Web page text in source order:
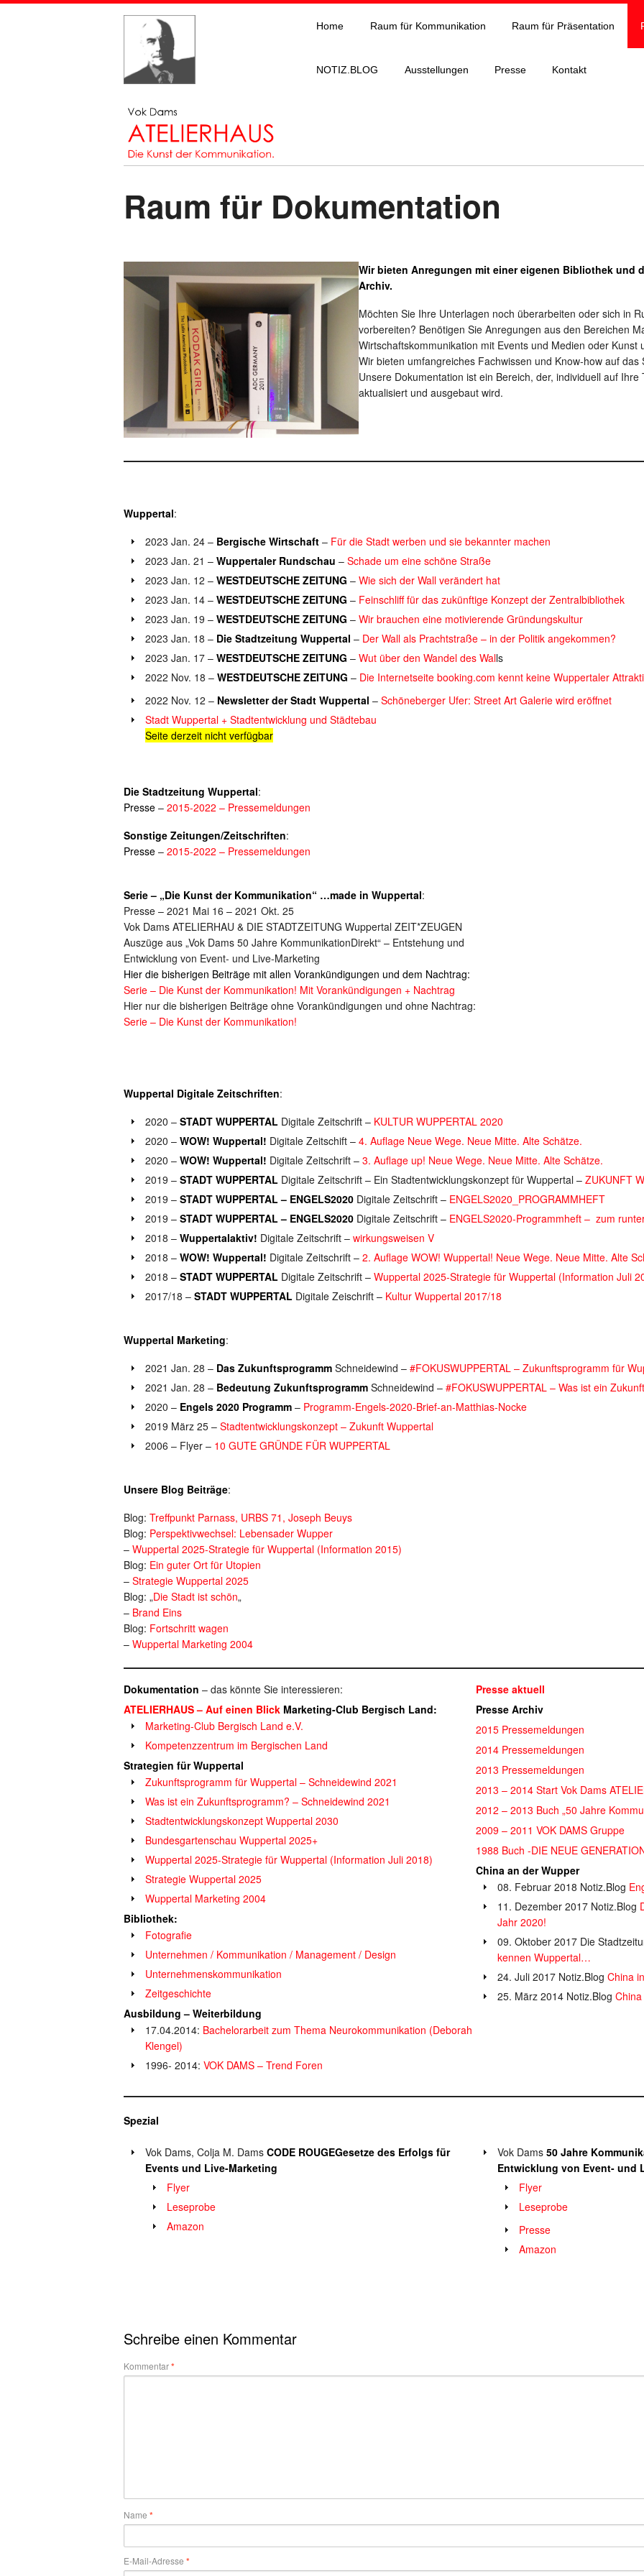
Home Raum für Kommunikation Raum für Präsentation
NOTIZ.BLOG Ausstellungen Presse Kontakt
Raum für Dokumentation
Wir bieten Anregungen mit einer eigenen Bibliothek und
Archiv.
Möchten Sie Ihre Unterlagen noch überarbeiten oder sich in
vorbereiten? Benötigen Sie Anregungen aus den Bereichen
Wirtschaftskommunikation mit Events und Medien oder Kunst
Wir bieten umfangreiches Fachwissen und Know-how auf
Unsere Dokumentation ist ein Bereich, der, individuell auf
aktualisiert und ausgebaut wird.
Wuppertal:
2023 Jan. 24 – Bergische Wirtschaft – Für die Stadt werben und sie bekannter machen
2023 Jan. 21 – Wuppertaler Rundschau – Schade um eine schöne Straße
2023 Jan. 12 – WESTDEUTSCHE ZEITUNG – Wie sich der Wall verändert hat
2023 Jan. 14 – WESTDEUTSCHE ZEITUNG – Feinschliff für das zukünftige Konzept der Zentralbibliothek
2023 Jan. 19 – WESTDEUTSCHE ZEITUNG – Wir brauchen eine motivierende Gründungskultur
2023 Jan. 18 – Die Stadtzeitung Wuppertal – Der Wall als Prachtstraße – in der Politik angekommen?
2023 Jan. 17 – WESTDEUTSCHE ZEITUNG – Wut über den Wandel des Walls
2022 Nov. 18 – WESTDEUTSCHE ZEITUNG – Die Internetseite booking.com kennt keine Wuppertaler
2022 Nov. 12 – Newsletter der Stadt Wuppertal – Schöneberger Ufer: Street Art Galerie wird eröffnet
Stadt Wuppertal + Stadtentwicklung und Städtebau
Seite derzeit nicht verfügbar
Die Stadtzeitung Wuppertal:
Presse – 2015-2022 – Pressemeldungen
Sonstige Zeitungen/Zeitschriften:
Presse – 2015-2022 – Pressemeldungen
Serie – „Die Kunst der Kommunikation“ …made in Wuppertal:
Presse – 2021 Mai 16 – 2021 Okt. 25
Vok Dams ATELIERHAU & DIE STADTZEITUNG Wuppertal ZEIT*ZEUGEN
Auszüge aus „Vok Dams 50 Jahre KommunikationDirekt“ – Entstehung und
Entwicklung von Event- und Live-Marketing
Hier die bisherigen Beiträge mit allen Vorankündigungen und dem Nachtrag:
Serie – Die Kunst der Kommunikation! Mit Vorankündigungen + Nachtrag
Hier nur die bisherigen Beiträge ohne Vorankündigungen und ohne Nachtrag:
Serie – Die Kunst der Kommunikation!
Wuppertal Digitale Zeitschriften:
2020 – STADT WUPPERTAL Digitale Zeitschrift – KULTUR WUPPERTAL 2020
2020 – WOW! Wuppertal! Digitale Zeitschift – 4. Auflage Neue Wege. Neue Mitte. Alte Schätze.
2020 – WOW! Wuppertal! Digitale Zeitschrift – 3. Auflage up! Neue Wege. Neue Mitte. Alte Schätze.
2019 – STADT WUPPERTAL Digitale Zeitschrift – Ein Stadtentwicklungskonzept für Wuppertal – ZUKUNFT
2019 – STADT WUPPERTAL – ENGELS2020 Digitale Zeitschrift – ENGELS2020_PROGRAMMHEFT
2019 – STADT WUPPERTAL – ENGELS2020 Digitale Zeitschrift – ENGELS2020-Programmheft – zum
2018 – Wuppertalaktiv! Digitale Zeitschrift – wirkungsweisen V
2018 – WOW! Wuppertal! Digitale Zeitschrift – 2. Auflage WOW! Wuppertal! Neue Wege. Neue Mitte. Alte
2018 – STADT WUPPERTAL Digitale Zeitschrift – Wuppertal 2025-Strategie für Wuppertal (Information Juli
2017/18 – STADT WUPPERTAL Digitale Zeischrift – Kultur Wuppertal 2017/18
Wuppertal Marketing:
2021 Jan. 28 – Das Zukunftsprogramm Schneidewind – #FOKUSWUPPERTAL – Zukunftsprogramm für
2021 Jan. 28 – Bedeutung Zukunftsprogramm Schneidewind – #FOKUSWUPPERTAL – Was ist ein
2020 – Engels 2020 Programm – Programm-Engels-2020-Brief-an-Matthias-Nocke
2019 März 25 – Stadtentwicklungskonzept – Zukunft Wuppertal
2006 – Flyer – 10 GUTE GRÜNDE FÜR WUPPERTAL
Unsere Blog Beiträge:
Blog: Treffpunkt Parnass, URBS 71, Joseph Beuys
Blog: Perspektivwechsel: Lebensader Wupper
– Wuppertal 2025-Strategie für Wuppertal (Information 2015)
Blog: Ein guter Ort für Utopien
– Strategie Wuppertal 2025
Blog: „Die Stadt ist schön„
– Brand Eins
Blog: Fortschritt wagen
– Wuppertal Marketing 2004
Dokumentation – das könnte Sie interessieren:
ATELIERHAUS – Auf einen Blick Marketing-Club Bergisch Land:
Marketing-Club Bergisch Land e.V.
Kompetenzzentrum im Bergischen Land
Strategien für Wuppertal
Zukunftsprogramm für Wuppertal – Schneidewind 2021
Was ist ein Zukunftsprogramm? – Schneidewind 2021
Stadtentwicklungskonzept Wuppertal 2030
Bundesgartenschau Wuppertal 2025+
Wuppertal 2025-Strategie für Wuppertal (Information Juli 2018)
Strategie Wuppertal 2025
Wuppertal Marketing 2004
Bibliothek:
Fotografie
Unternehmen / Kommunikation / Management / Design
Unternehmenskommunikation
Zeitgeschichte
Ausbildung – Weiterbildung
17.04.2014: Bachelorarbeit zum Thema Neurokommunikation (Deborah
Klengel)
1996- 2014: VOK DAMS – Trend Foren
Presse aktuell
Presse Archiv
2015 Pressemeldungen
2014 Pressemeldungen
2013 Pressemeldungen
2013 – 2014 Start Vok Dams
2012 – 2013 Buch „50 Jahre
2009 – 2011 VOK DAMS Gruppe
1988 Buch -DIE NEUE
China an der Wupper
08. Februar 2018 Notiz.Blog
11. Dezember 2017 Notiz.Blog
Jahr 2020!
09. Oktober 2017 Die
kennen Wuppertal…
24. Juli 2017 Notiz.Blog China
25. März 2014 Notiz.Blog
Spezial
Vok Dams, Colja M. Dams CODE ROUGEGesetze des Erfolgs für
Events und Live-Marketing
Flyer
Leseprobe
Amazon
Vok Dams 50 Jahre
Entwicklung von Event- und
Flyer
Leseprobe
Presse
Amazon
Schreibe einen Kommentar
Kommentar*
Name *
E-Mail-Adresse *